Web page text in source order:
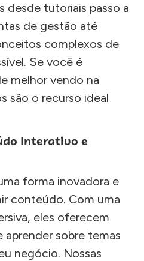
desde tutoriais passo a
de gestão até
complexos de
Se você é
melhor vendo na
são o recurso ideal
Interativo e
forma inovadora e
conteúdo. Com uma
eles oferecem
aprender sobre temas
negócio. Nossas